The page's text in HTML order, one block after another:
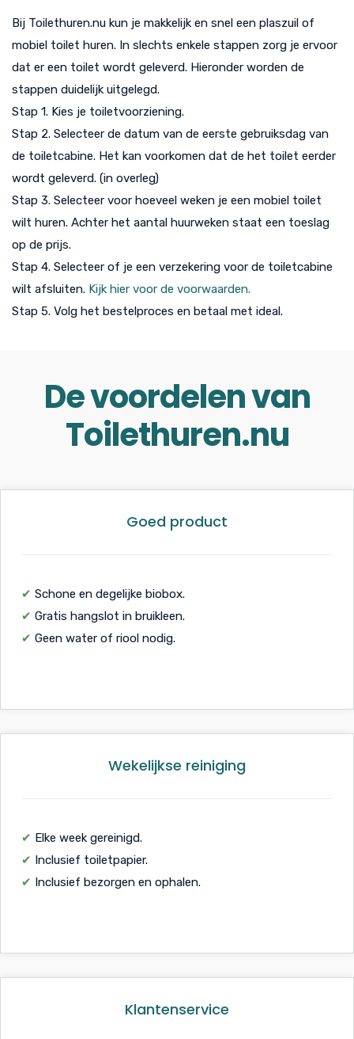
Bij Toilethuren.nu kun je makkelijk en snel een plaszuil of
mobiel toilet huren. In slechts enkele stappen zorg je ervoor
dat er een toilet wordt geleverd. Hieronder worden de
stappen duidelijk uitgelegd.
Stap 1. Kies je toiletvoorziening.
Stap 2. Selecteer de datum van de eerste gebruiksdag van
de toiletcabine. Het kan voorkomen dat de het toilet eerder
wordt geleverd. (in overleg)
Stap 3. Selecteer voor hoeveel weken je een mobiel toilet
wilt huren. Achter het aantal huurweken staat een toeslag
op de prijs.
Stap 4. Selecteer of je een verzekering voor de toiletcabine
wilt afsluiten. Kijk hier voor de voorwaarden.
Stap 5. Volg het bestelproces en betaal met ideal.
De voordelen van
Toilethuren.nu
Goed product
✔ Schone en degelijke biobox.
✔ Gratis hangslot in bruikleen.
✔ Geen water of riool nodig.
Wekelijkse reiniging
✔ Elke week gereinigd.
✔ Inclusief toiletpapier.
✔ Inclusief bezorgen en ophalen.
Klantenservice